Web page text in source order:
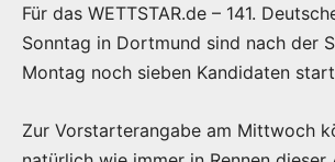
Für das WETTSTAR.de – 141.
Sonntag in Dortmund sind nach der
Montag noch sieben Kandidaten
Zur Vorstarterangabe am Mittwoch